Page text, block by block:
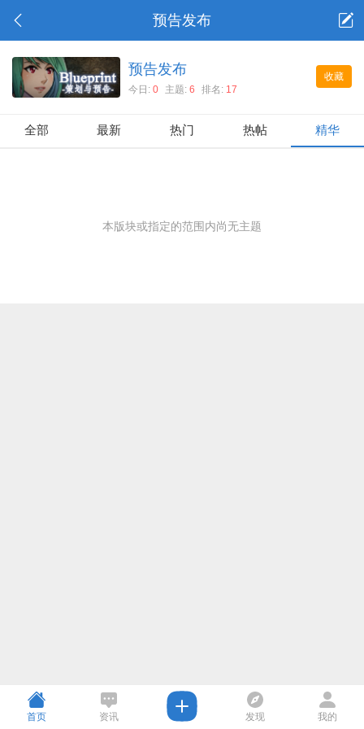
预告发布
收藏
预告发布
今日:0 主题:6 排名: 17
全部 最新 热门 热帖 精华
本版块或指定的范围内尚无主题
首页 资讯 发现 我的